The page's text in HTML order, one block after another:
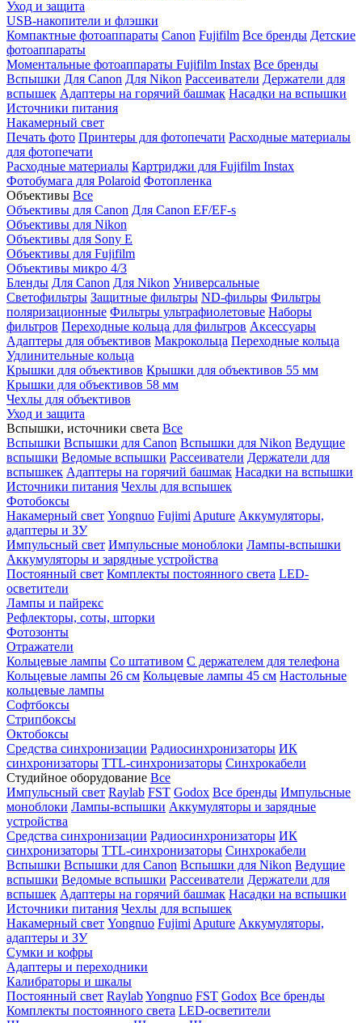
Уход и защита
USB-накопители и флэшки
Компактные фотоаппараты Canon Fujifilm Все бренды Детские
фотоаппараты
Моментальные фотоаппараты Fujifilm Instax Все бренды
Вспышки Для Canon Для Nikon Рассеиватели Держатели для
вспышек Адаптеры на горячий башмак Насадки на вспышки
Источники питания
Накамерный свет
Печать фото Принтеры для фотопечати Расходные материалы
для фотопечати
Расходные материалы Картриджи для Fujifilm Instax
Фотобумага для Polaroid Фотопленка
Объективы Все
Объективы для Canon Для Canon EF/EF-s
Объективы для Nikon
Объективы для Sony E
Объективы для Fujifilm
Объективы микро 4/3
Бленды Для Canon Для Nikon Универсальные
Светофильтры Защитные фильтры ND-фильры Фильтры
поляризационные Фильтры ультрафиолетовые Наборы
фильтров Переходные кольца для фильтров Аксессуары
Адаптеры для объективов Макрокольца Переходные кольца
Удлинительные кольца
Крышки для объективов Крышки для объективов 55 мм
Крышки для объективов 58 мм
Чехлы для объективов
Уход и защита
Вспышки, источники света Все
Вспышки Вспышки для Canon Вспышки для Nikon Ведущие
вспышки Ведомые вспышки Рассеиватели Держатели для
вспышкек Адаптеры на горячий башмак Насадки на вспышки
Источники питания Чехлы для вспышек
Фотобоксы
Накамерный свет Yongnuo Fujimi Aputure Аккумуляторы,
адаптеры и ЗУ
Импульсный свет Импульсные моноблоки Лампы-вспышки
Аккумуляторы и зарядные устройства
Постоянный свет Комплекты постоянного света LED-
осветители
Лампы и пайрекс
Рефлекторы, соты, шторки
Фотозонты
Отражатели
Кольцевые лампы Со штативом С держателем для телефона
Кольцевые лампы 26 см Кольцевые лампы 45 см Настольные
кольцевые лампы
Софтбоксы
Стрипбоксы
Октобоксы
Средства синхронизации Радиосинхронизаторы ИК
синхронизаторы TTL-синхронизаторы Синхрокабели
Студийное оборудование Все
Импульсный свет Raylab FST Godox Все бренды Импульсные
моноблоки Лампы-вспышки Аккумуляторы и зарядные
устройства
Средства синхронизации Радиосинхронизаторы ИК
синхронизаторы TTL-синхронизаторы Синхрокабели
Вспышки Вспышки для Canon Вспышки для Nikon Ведущие
вспышки Ведомые вспышки Рассеиватели Держатели для
вспышек Адаптеры на горячий башмак Насадки на вспышки
Источники питания Чехлы для вспышек
Накамерный свет Yongnuo Fujimi Aputure Аккумуляторы,
адаптеры и ЗУ
Сумки и кофры
Адаптеры и переходники
Калибраторы и шкалы
Постоянный свет RaylabYongnuo FST Godox Все бренды
Комплекты постоянного света LED-осветители